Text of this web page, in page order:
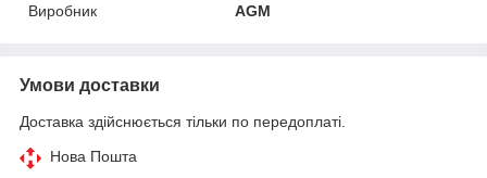
Виробник
AGM
Умови доставки
Доставка здійснюється тільки по передоплаті.
Нова Пошта